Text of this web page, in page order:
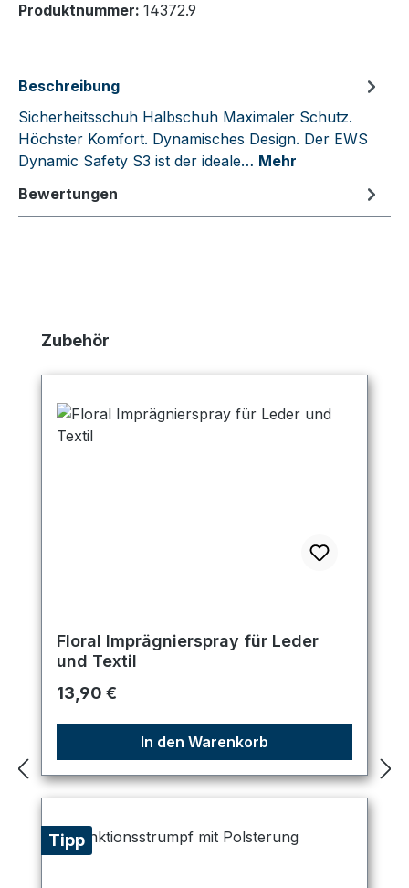
Produktnummer: 14372.9
Beschreibung
Sicherheitsschuh Halbschuh Maximaler Schutz.
Höchster Komfort. Dynamisches Design. Der EWS
Dynamic Safety S3 ist der ideale… Mehr
Bewertungen
Produktgalerie überspringen
Zubehör
Floral Imprägnierspray für Leder
und Textil
Regulärer Preis:
13,90 €
In den Warenkorb
Tipp